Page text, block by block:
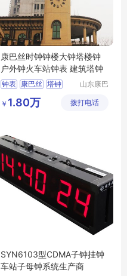
康巴丝时钟钟楼大钟塔楼钟
户外钟火车站钟表 建筑塔钟
钟表 康巴丝 塔钟
山东康巴
限公司
￥ 1.80万 拨打电话
SYN6103型CDMA子钟挂钟
车站子母钟系统生产商